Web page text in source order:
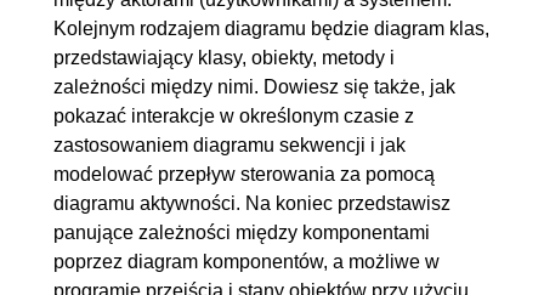
Kolejnym rodzajem diagramu będzie diagram klas,
przedstawiający klasy, obiekty, metody i
zależności między nimi. Dowiesz się także, jak
pokazać interakcje w określonym czasie z
zastosowaniem diagramu sekwencji i jak
modelować przepływ sterowania za pomocą
diagramu aktywności. Na koniec przedstawisz
panujące zależności między komponentami
poprzez diagram komponentów, a możliwe w
programie przejścia i stany obiektów przy użyciu